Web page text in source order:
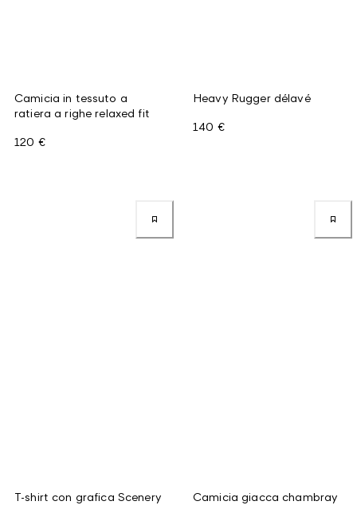
Camicia in tessuto a
ratiera a righe relaxed fit
120 €
Heavy Rugger délavé
140 €
T-shirt con grafica Scenery Camicia giacca chambray